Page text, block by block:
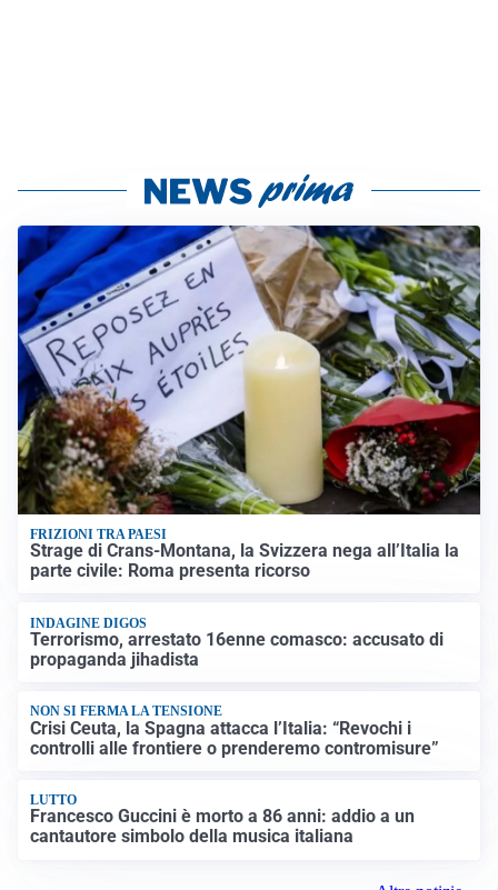
FRIZIONI TRA PAESI
Strage di Crans-Montana, la Svizzera nega all’Italia la
parte civile: Roma presenta ricorso
INDAGINE DIGOS
Terrorismo, arrestato 16enne comasco: accusato di
propaganda jihadista
NON SI FERMA LA TENSIONE
Crisi Ceuta, la Spagna attacca l’Italia: “Revochi i
controlli alle frontiere o prenderemo contromisure”
LUTTO
Francesco Guccini è morto a 86 anni: addio a un
cantautore simbolo della musica italiana